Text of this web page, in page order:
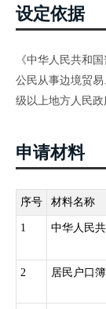
设定依据
《中华人民共和
公民从事边境贸
级以上地方人民
申请材料
序号 材料名称
1 中华人民
2 居民户口簿